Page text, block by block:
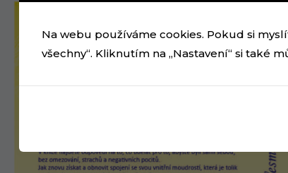
Na webu používáme cookies. Pokud si
všechny“. Kliknutím na „Nastavení“ si také